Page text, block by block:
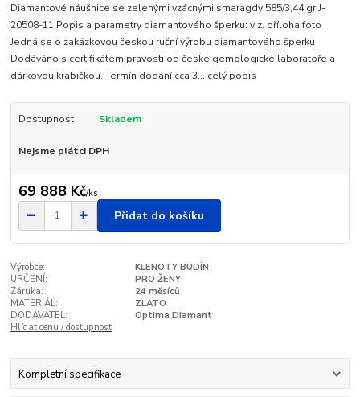
Diamantové náušnice se zelenými vzácnými smaragdy 585/3,44 gr J-
20508-11 Popis a parametry diamantového šperku: viz. příloha foto
Jedná se o zakázkovou českou ruční výrobu diamantového šperku
Dodáváno s certifikátem pravosti od české gemologické laboratoře a
dárkovou krabičkou. Termín dodání cca 3... celý popis
Dostupnost Skladem
Nejsme plátci DPH
69 888 Kč/ks
Přidat do košíku
Výrobce:
KLENOTY BUDÍN
URČENÍ:
PRO ŽENY
Záruka:
24 měsíců
MATERIÁL:
ZLATO
DODAVATEL:
Optima Diamant
Hlídat cenu / dostupnost
Kompletní specifikace